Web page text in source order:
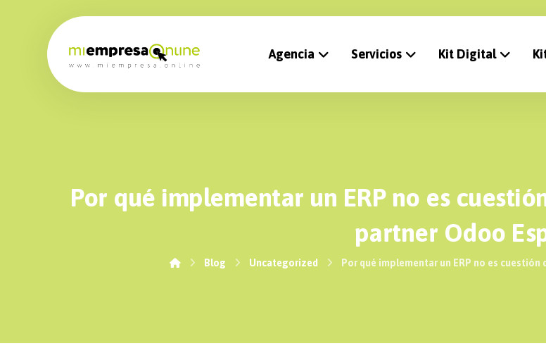
Agencia Servicios Kit Digital
Por qué implementar un ERP no es
partner Odoo
Blog Uncategorized Por qué implementar un ERP no es